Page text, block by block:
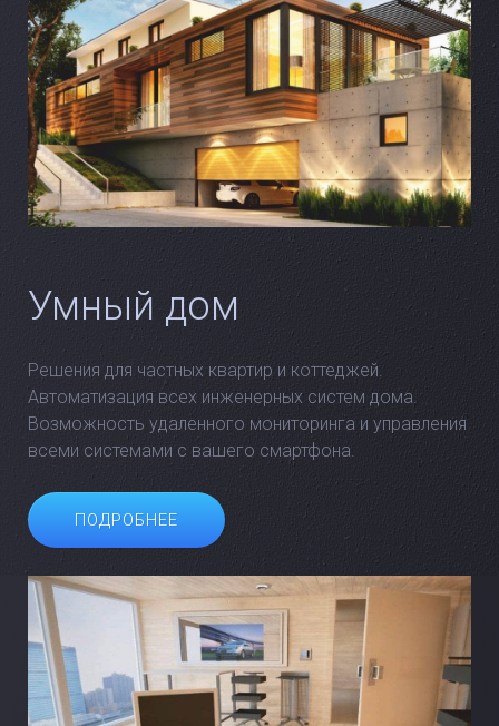
Умный дом
Решения для частных квартир и коттеджей.
Автоматизация всех инженерных систем дома.
Возможность удаленного мониторинга и управления
всеми системами с вашего смартфона.
ПОДРОБНЕЕ